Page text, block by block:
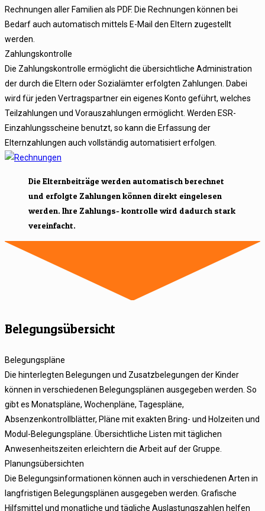
Rechnungen aller Familien als PDF. Die Rechnungen können bei
Bedarf auch automatisch mittels E-Mail den Eltern zugestellt
werden.
Zahlungskontrolle
Die Zahlungskontrolle ermöglicht die übersichtliche Administration
der durch die Eltern oder Sozialämter erfolgten Zahlungen. Dabei
wird für jeden Vertragspartner ein eigenes Konto geführt, welches
Teilzahlungen und Vorauszahlungen ermöglicht. Werden ESR-
Einzahlungsscheine benutzt, so kann die Erfassung der
Elternzahlungen auch vollständig automatisiert erfolgen.
Die Elternbeiträge werden automatisch berechnet
und erfolgte Zahlungen können direkt eingelesen
werden. Ihre Zahlungs- kontrolle wird dadurch stark
vereinfacht.
Belegungsübersicht
Belegungspläne
Die hinterlegten Belegungen und Zusatzbelegungen der Kinder
können in verschiedenen Belegungsplänen ausgegeben werden. So
gibt es Monatspläne, Wochenpläne, Tagespläne,
Absenzenkontrollblätter, Pläne mit exakten Bring- und Holzeiten und
Modul-Belegungspläne. Übersichtliche Listen mit täglichen
Anwesenheitszeiten erleichtern die Arbeit auf der Gruppe.
Planungsübersichten
Die Belegungsinformationen können auch in verschiedenen Arten in
langfristigen Belegungsplänen ausgegeben werden. Grafische
Hilfsmittel und monatliche und tägliche Auslastungszahlen helfen